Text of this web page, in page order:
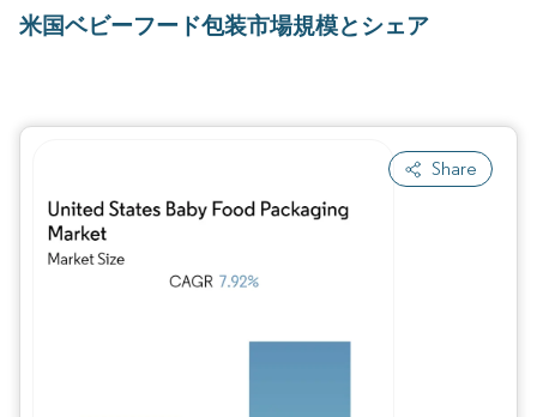
米国ベビーフード包装市場規模とシェア
Share